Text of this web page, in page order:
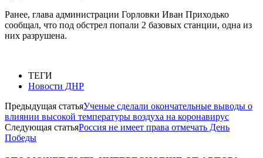
Ранее, глава администрации Горловки Иван Приходько
сообщал, что под обстрел попали 2 базовых станции, одна из
них разрушена.
ТЕГИ
Новости ДНР
Предыдущая статьяУченые сделали окончательные выводы о
влиянии высокой температуры воздуха на коронавирус
Следующая статьяРоссия не имеет права отмечать День
Победы